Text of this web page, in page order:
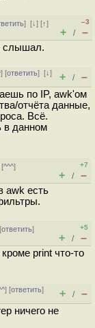
][↓] [↑]
–3
+ / –
слышал.
] [ответить][↓]
+ / –
по IP, awk'ом
отчёта данные,
Всё.
в данном
[^^^]
+7
+ / –
awk есть
ответить]
+5
+ / –
print что-то
] [ответить]
+ / –
ничего не